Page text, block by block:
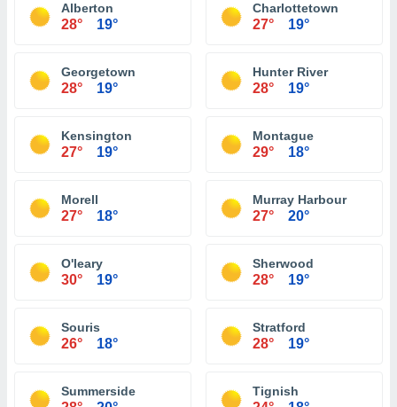
Alberton
28° 19°
Charlottetown
27° 19°
Georgetown
28° 19°
Hunter River
28° 19°
Kensington
27° 19°
Montague
29° 18°
Morell
27° 18°
Murray Harbour
27° 20°
O'leary
30° 19°
Sherwood
28° 19°
Souris
26° 18°
Stratford
28° 19°
Summerside Tignish